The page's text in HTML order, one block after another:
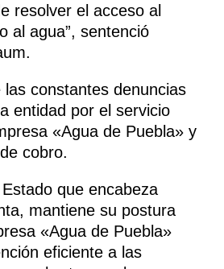
resolver el acceso al
al agua”, sentenció
constantes denuncias
entidad por el servicio
«Agua de Puebla» y
cobro.
que encabeza
mantiene su postura
«Agua de Puebla»
eficiente a las